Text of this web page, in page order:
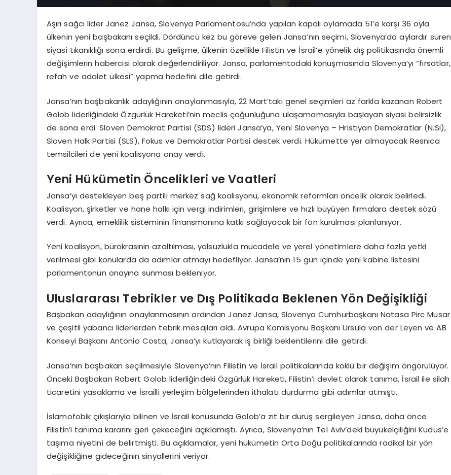
Aşırı sağcı lider Janez Jansa, Slovenya Parlamentosu’nda yapılan kapalı oylamada 51’e karşı 36 oyla
ülkenin yeni başbakanı seçildi. Dördüncü kez bu göreve gelen Jansa’nın seçimi, Slovenya’da aylardır süren
siyasi tıkanıklığı sona erdirdi. Bu gelişme, ülkenin özellikle Filistin ve İsrail’e yönelik dış politikasında önemli
değişimlerin habercisi olarak değerlendiriliyor. Jansa, parlamentodaki konuşmasında Slovenya’yı “fırsatlar,
refah ve adalet ülkesi” yapma hedefini dile getirdi.
Jansa’nın başbakanlık adaylığının onaylanmasıyla, 22 Mart’taki genel seçimleri az farkla kazanan Robert
Golob liderliğindeki Özgürlük Hareketi’nin meclis çoğunluğuna ulaşamamasıyla başlayan siyasi belirsizlik
de sona erdi. Sloven Demokrat Partisi (SDS) lideri Jansa’ya, Yeni Slovenya – Hristiyan Demokratlar (N.Si),
Sloven Halk Partisi (SLS), Fokus ve Demokratlar Partisi destek verdi. Hükümette yer almayacak Resnica
temsilcileri de yeni koalisyona onay verdi.
Yeni Hükümetin Öncelikleri ve Vaatleri
Jansa’yı destekleyen beş partili merkez sağ koalisyonu, ekonomik reformları öncelik olarak belirledi.
Koalisyon, şirketler ve hane halkı için vergi indirimleri, girişimlere ve hızlı büyüyen firmalara destek sözü
verdi. Ayrıca, emeklilik sisteminin finansmanına katkı sağlayacak bir fon kurulması planlanıyor.
Yeni koalisyon, bürokrasinin azaltılması, yolsuzlukla mücadele ve yerel yönetimlere daha fazla yetki
verilmesi gibi konularda da adımlar atmayı hedefliyor. Jansa’nın 15 gün içinde yeni kabine listesini
parlamentonun onayına sunması bekleniyor.
Uluslararası Tebrikler ve Dış Politikada Beklenen Yön Değişikliği
Başbakan adaylığının onaylanmasının ardından Janez Jansa, Slovenya Cumhurbaşkanı Natasa Pirc Musar
ve çeşitli yabancı liderlerden tebrik mesajları aldı. Avrupa Komisyonu Başkanı Ursula von der Leyen ve AB
Konseyi Başkanı Antonio Costa, Jansa’yı kutlayarak iş birliği beklentilerini dile getirdi.
Jansa’nın başbakan seçilmesiyle Slovenya’nın Filistin ve İsrail politikalarında köklü bir değişim öngörülüyor.
Önceki Başbakan Robert Golob liderliğindeki Özgürlük Hareketi, Filistin’i devlet olarak tanıma, İsrail ile silah
ticaretini yasaklama ve İsrailli yerleşim bölgelerinden ithalatı durdurma gibi adımlar atmıştı.
İslamofobik çıkışlarıyla bilinen ve İsrail konusunda Golob’a zıt bir duruş sergileyen Jansa, daha önce
Filistin’i tanıma kararını geri çekeceğini açıklamıştı. Ayrıca, Slovenya’nın Tel Aviv’deki büyükelçiliğini Kudüs’e
taşıma niyetini de belirtmişti. Bu açıklamalar, yeni hükümetin Orta Doğu politikalarında radikal bir yön
değişikliğine gideceğinin sinyallerini veriyor.